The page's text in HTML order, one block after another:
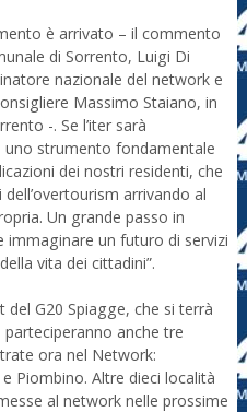
è arrivato – il commento
di Sorrento, Luigi Di
nazionale del network e
Massimo Staiano, in
-. Se l’iter sarà
strumento fondamentale
dei nostri residenti, che
arrivando al
Un grande passo in
un futuro di servizi
vita dei cittadini”.
G20 Spiagge, che si terrà
anche tre
ora nel Network:
Piombino. Altre dieci località
al network nelle prossime